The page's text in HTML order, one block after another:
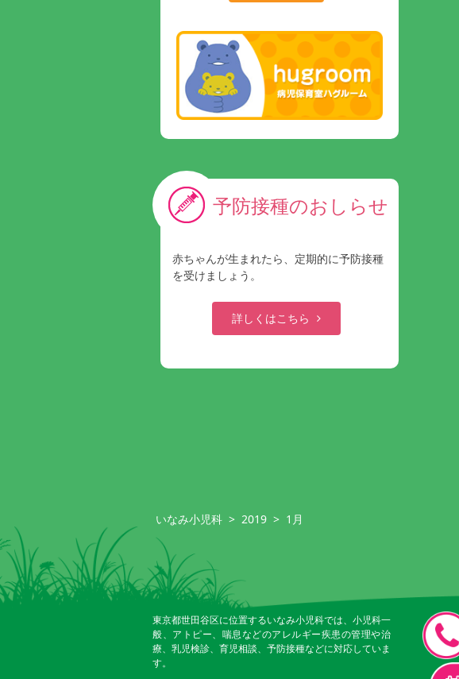
予防接種のおしらせ
赤ちゃんが生まれたら、定期的に予防接種
を受けましょう。
詳しくはこちら
いなみ小児科 > 2019 > 1月
東京都世田谷区に位置するいなみ小児科では、小児科一
般、アトピー、喘息などのアレルギー疾患の管理や治
療、乳児検診、育児相談、予防接種などに対応していま
す。